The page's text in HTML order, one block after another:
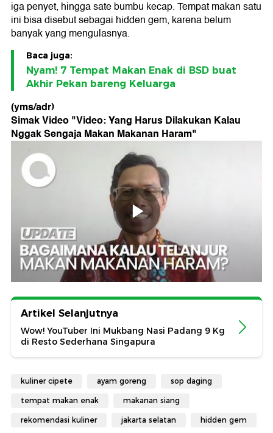
iga penyet, hingga sate bumbu kecap. Tempat makan satu
ini bisa disebut sebagai hidden gem, karena belum
banyak yang mengulasnya.
Baca juga:
Nyam! 7 Tempat Makan Enak di BSD buat
Akhir Pekan bareng Keluarga
(yms/adr)
Simak Video "Video: Yang Harus Dilakukan Kalau
Nggak Sengaja Makan Makanan Haram"
Artikel Selanjutnya
Wow! YouTuber Ini Mukbang Nasi Padang 9 Kg
di Resto Sederhana Singapura
kuliner cipete ayam goreng sop daging
tempat makan enak makanan siang
rekomendasi kuliner jakarta selatan hidden gem